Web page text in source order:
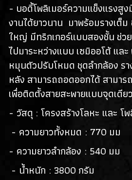
- บอดี้โพลิเมอร์ความแข็งแรงสู
งานได้ยาวนาน มาพร้อมรางเต็
ใหญ่ มีทริกเกอร์แบบสองชั้น ช่ว
ไปมาระหว่างแบบ เซมิออโต้ แล
หมุนตัวปรับโหมด ชุดลำกล้อง ร
หลัง สามารถถอดออกได้ สามา
เพื่อติดตั้งสายสะพายแบบจุดเดียว
- วัสดุ : โครงสร้างโลหะ และ โ
- ความยาวทั้งหมด : 770 มม
- ความยาวลำกล้อง : 540 มม
- น้ำหนัก : 3800 กรัม